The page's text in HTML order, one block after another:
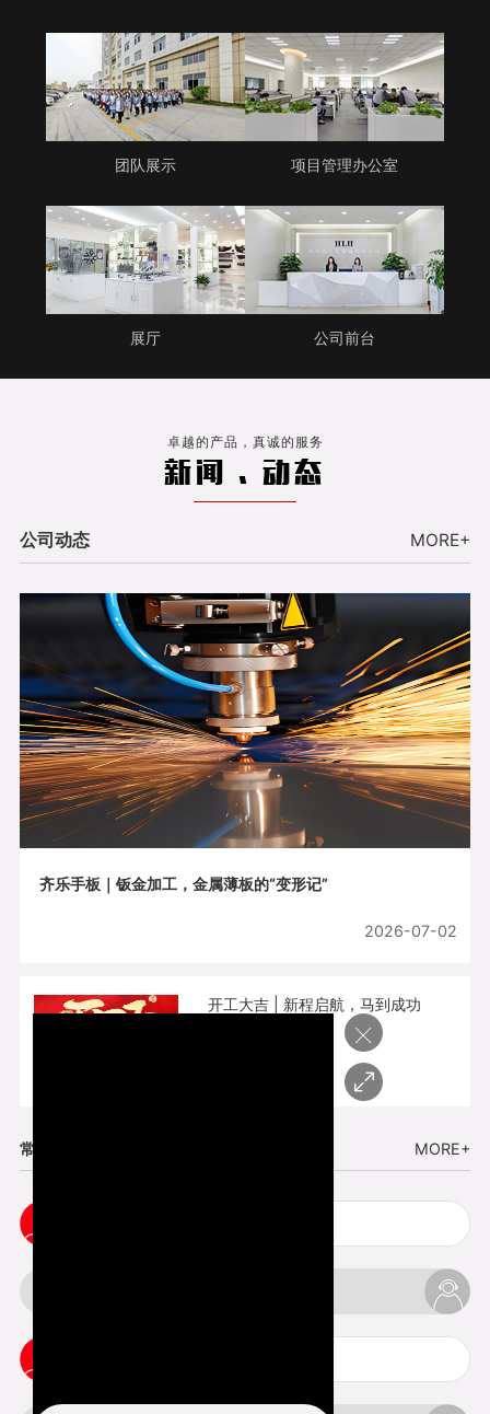
团队展示 项目管理办公室
展厅 公司前台
卓越的产品，真诚的服务
新闻 . 动态
公司动态 MORE+
齐乐手板｜钣金加工，金属薄板的“变形记”
2026-07-02
开工大吉 | 新程启航，马到成功
常见问题 MORE+
×